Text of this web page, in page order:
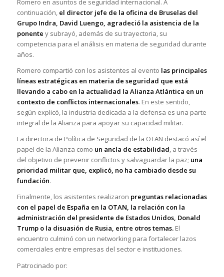
Romero en asuntos de seguridad internacional. A
continuación,el director jefe de la oficina de Bruselas del
Grupo Indra, David Luengo, agradeció la asistencia de la
ponente y subrayó, además de su trayectoria, su
competencia para el análisis en materia de seguridad durante
años.
Romero compartió con los asistentes al evento las principales
líneas estratégicas en materia de seguridad que está
llevando a cabo en la actualidad la Alianza Atlántica en un
contexto de conflictos internacionales. En este sentido,
según explicó, la industria dedicada a la defensa es una parte
integral de la Alianza para apoyar su capacidad militar.
La directora de Política de Seguridad de la OTAN destacó así el
papel de la Alianza como un ancla de estabilidad, a través
del objetivo de prevenir conflictos y salvaguardar la paz; una
prioridad militar que, explicó, no ha cambiado desde su
fundación.
Finalmente, los asistentes realizaron preguntas relacionadas
con el papel de España en la OTAN, la relación con la
administración del presidente de Estados Unidos, Donald
Trump o la disuasión de Rusia, entre otros temas. El
encuentro culminó con un networking para fortalecer lazos
comerciales entre empresas del sector e instituciones.
Patrocinado por: